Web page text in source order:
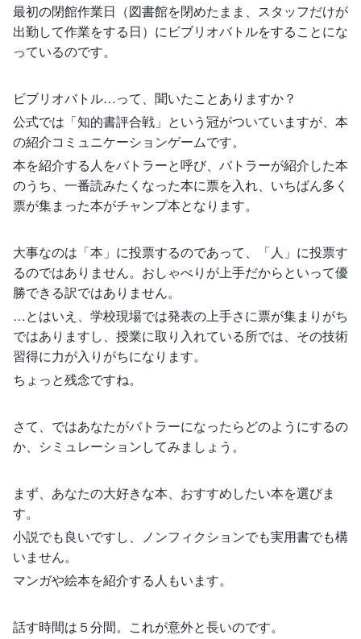
最初の閉館作業日（図書館を閉めたまま、スタッフだけが
出勤して作業をする日）にビブリオバトルをすることにな
っているのです。
ビブリオバトル…って、聞いたことありますか？
公式では「知的書評合戦」という冠がついていますが、本
の紹介コミュニケーションゲームです。
本を紹介する人をバトラーと呼び、バトラーが紹介した本
のうち、一番読みたくなった本に票を入れ、いちばん多く
票が集まった本がチャンプ本となります。
大事なのは「本」に投票するのであって、「人」に投票す
るのではありません。おしゃべりが上手だからといって優
勝できる訳ではありません。
…とはいえ、学校現場では発表の上手さに票が集まりがち
ではありますし、授業に取り入れている所では、その技術
習得に力が入りがちになります。
ちょっと残念ですね。
さて、ではあなたがバトラーになったらどのようにするの
か、シミュレーションしてみましょう。
まず、あなたの大好きな本、おすすめしたい本を選びま
す。
小説でも良いですし、ノンフィクションでも実用書でも構
いません。
マンガや絵本を紹介する人もいます。
話す時間は５分間。これが意外と長いのです。